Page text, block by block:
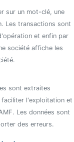
sur un mot-clé, une
Les transactions sont
et enfin par
société affiche les
sont extraites
faciliter l'exploitation et
Les données sont
des erreurs.